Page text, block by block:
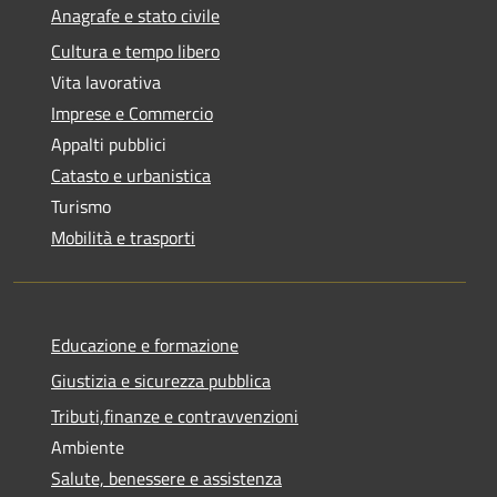
Anagrafe e stato civile
Cultura e tempo libero
Vita lavorativa
Imprese e Commercio
Appalti pubblici
Catasto e urbanistica
Turismo
Mobilità e trasporti
Educazione e formazione
Giustizia e sicurezza pubblica
Tributi,finanze e contravvenzioni
Ambiente
Salute, benessere e assistenza